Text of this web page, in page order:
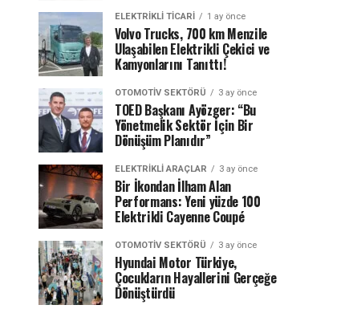
ELEKTRIKLI TICARI 1 ay önce
Volvo Trucks, 700 km Menzile
Ulaşabilen Elektrikli Çekici ve
Kamyonlarını Tanıttı!
OTOMOTIV SEKTÖRÜ 3 ay önce
TOED Başkanı Ayözger: “Bu
Yönetmelik Sektör İçin Bir
Dönüşüm Planıdır”
ELEKTRIKLI ARAÇLAR 3 ay önce
Bir İkondan İlham Alan
Performans: Yeni yüzde 100
Elektrikli Cayenne Coupé
OTOMOTIV SEKTÖRÜ 3 ay önce
Hyundai Motor Türkiye,
Çocukların Hayallerini Gerçeğe
Dönüştürdü